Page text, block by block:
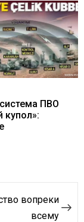
ПВО
купол»:
вопреки
всему